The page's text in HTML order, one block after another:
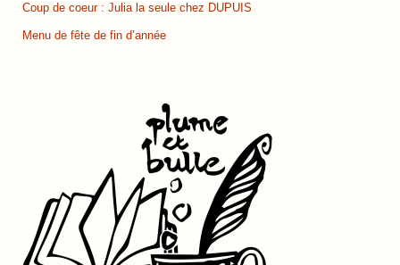
Coup de coeur : Julia la seule chez DUPUIS
Menu de fête de fin d’année